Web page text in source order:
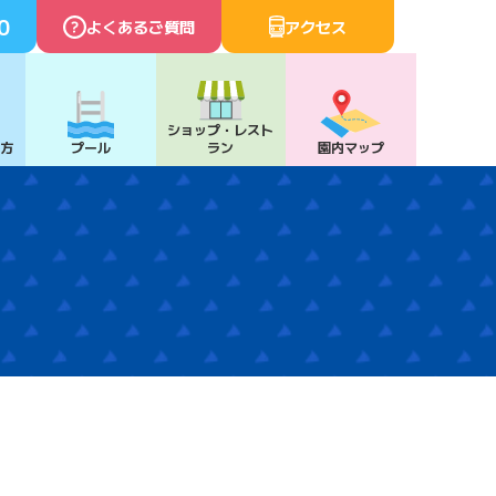
よくあるご質問 アクセス
プール
ショップ・ レスト
ラン
園内マップ